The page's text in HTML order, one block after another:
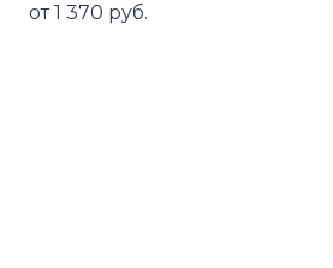
от 1 370 руб.